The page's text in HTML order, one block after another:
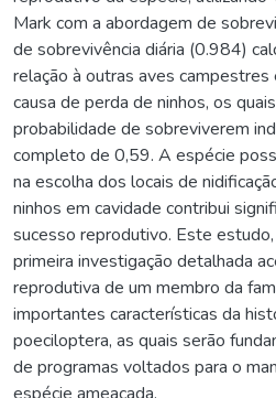
Mark com a abordagem de
de sobrevivência diária (0.984)
relação à outras aves campestres
causa de perda de ninhos, os
probabilidade de sobreviverem
completo de 0,59. A espécie
na escolha dos locais de
ninhos em cavidade contribui
sucesso reprodutivo. Este
primeira investigação detalhada
reprodutiva de um membro da
importantes características da
poeciloptera, as quais serão
de programas voltados para o